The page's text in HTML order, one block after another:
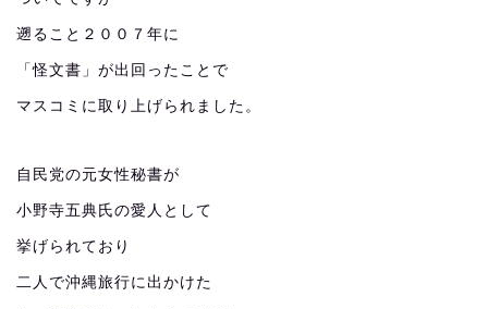
遡ること２００７年に
「怪文書」が出回ったことで
マスコミに取り上げられました。
自民党の元女性秘書が
小野寺五典氏の愛人として
挙げられており
二人で沖縄旅行に出かけた